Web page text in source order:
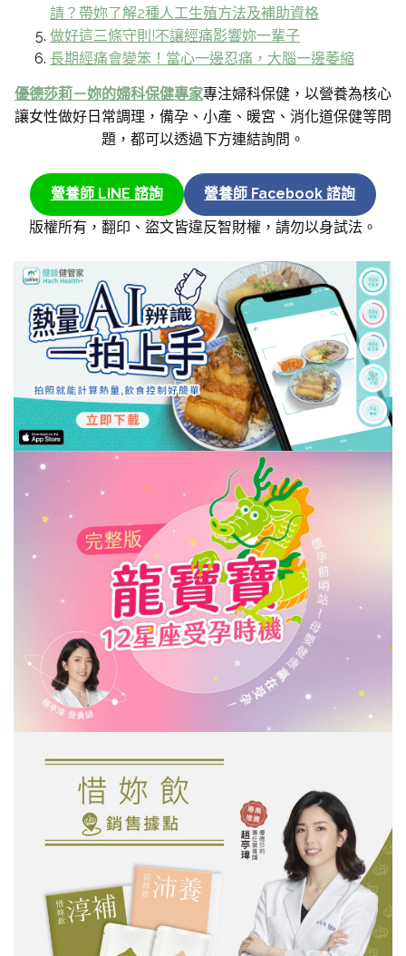
請？帶妳了解2種人工生殖方法及補助資格
做好這三條守則!不讓經痛影響妳一輩子
長期經痛會變笨！當心一邊忍痛，大腦一邊萎縮
優德莎莉－妳的婦科保健專家專注婦科保健，以營養為核心
讓女性做好日常調理，備孕、小產、暖宮、消化道保健等問
題，都可以透過下方連結詢問。
營養師 LINE 諮詢
營養師 Facebook 諮詢
版權所有，翻印、盜文皆違反智財權，請勿以身試法。